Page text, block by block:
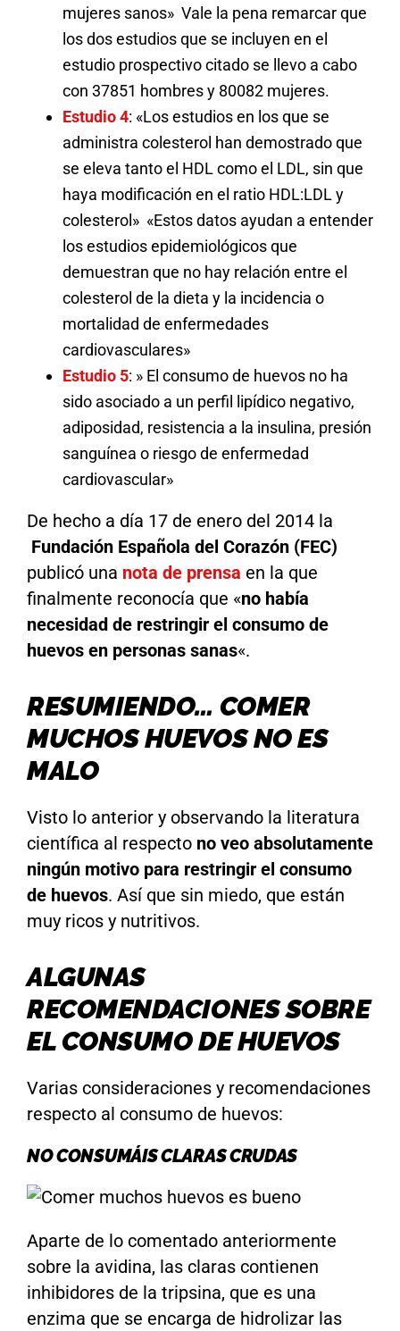
mujeres sanos» Vale la pena remarcar que
los dos estudios que se incluyen en el
estudio prospectivo citado se llevo a cabo
con 37851 hombres y 80082 mujeres.
Estudio 4: «Los estudios en los que se
administra colesterol han demostrado que
se eleva tanto el HDL como el LDL, sin que
haya modificación en el ratio HDL:LDL y
colesterol» «Estos datos ayudan a entender
los estudios epidemiológicos que
demuestran que no hay relación entre el
colesterol de la dieta y la incidencia o
mortalidad de enfermedades
cardiovasculares»
Estudio 5: » El consumo de huevos no ha
sido asociado a un perfil lipídico negativo,
adiposidad, resistencia a la insulina, presión
sanguínea o riesgo de enfermedad
cardiovascular»
De hecho a día 17 de enero del 2014 la
Fundación Española del Corazón (FEC)
publicó una nota de prensa en la que
finalmente reconocía que «no había
necesidad de restringir el consumo de
huevos en personas sanas«.
RESUMIENDO… COMER
MUCHOS HUEVOS NO ES
MALO
Visto lo anterior y observando la literatura
científica al respecto no veo absolutamente
ningún motivo para restringir el consumo
de huevos. Así que sin miedo, que están
muy ricos y nutritivos.
ALGUNAS
RECOMENDACIONES SOBRE
EL CONSUMO DE HUEVOS
Varias consideraciones y recomendaciones
respecto al consumo de huevos:
NO CONSUMÁIS CLARAS CRUDAS
Aparte de lo comentado anteriormente
sobre la avidina, las claras contienen
inhibidores de la tripsina, que es una
enzima que se encarga de hidrolizar las